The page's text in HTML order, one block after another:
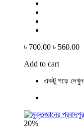
৳ 700.00 ৳ 560.00
Add to cart
একটু পড়ে দেখুন
20%